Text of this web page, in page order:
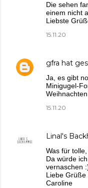
Die sehen
einem nicht
Liebste
15.11.20
gfra hat
Ja, es gibt
Minigugel-
15.11.20
Linal's
Was für
Da würde
vernaschen
Liebe Grüße
Caroline